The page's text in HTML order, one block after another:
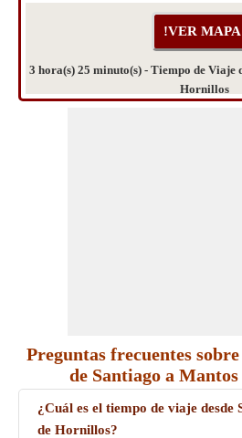
3 hora(s) 25 minuto(s) - Tiempo de Viaje
Hornillos
Preguntas frecuentes
de Santiago a
¿Cuál es el tiempo de viaje desde
de Hornillos?